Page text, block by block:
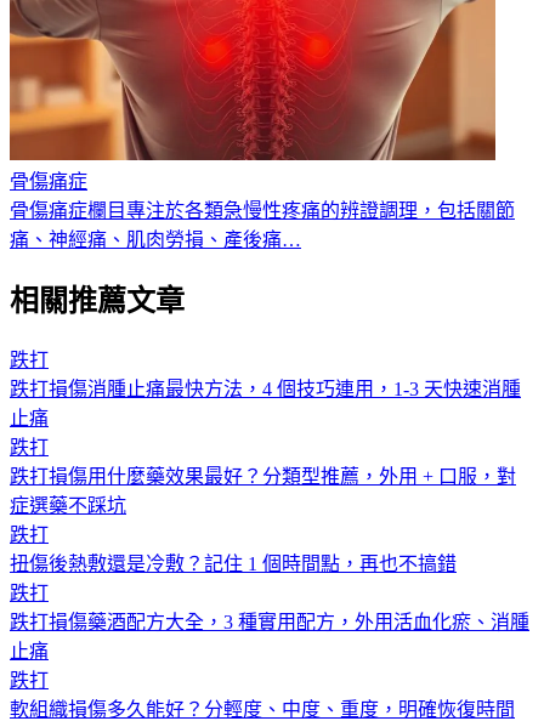
骨傷痛症
骨傷痛症欄目專注於各類急慢性疼痛的辨證調理，包括關節
痛、神經痛、肌肉勞損、產後痛…
相關推薦文章
跌打
跌打損傷消腫止痛最快方法，4 個技巧連用，1-3 天快速消腫
止痛
跌打
跌打損傷用什麼藥效果最好？分類型推薦，外用 + 口服，對
症選藥不踩坑
跌打
扭傷後熱敷還是冷敷？記住 1 個時間點，再也不搞錯
跌打
跌打損傷藥酒配方大全，3 種實用配方，外用活血化瘀、消腫
止痛
跌打
軟組織損傷多久能好？分輕度、中度、重度，明確恢復時間